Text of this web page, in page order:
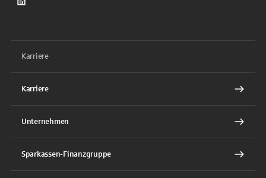
LinkedIn
Karriere
Karriere
Unternehmen
Sparkassen-Finanzgruppe